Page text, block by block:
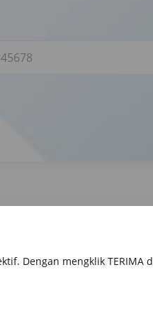
Dengan mengklik